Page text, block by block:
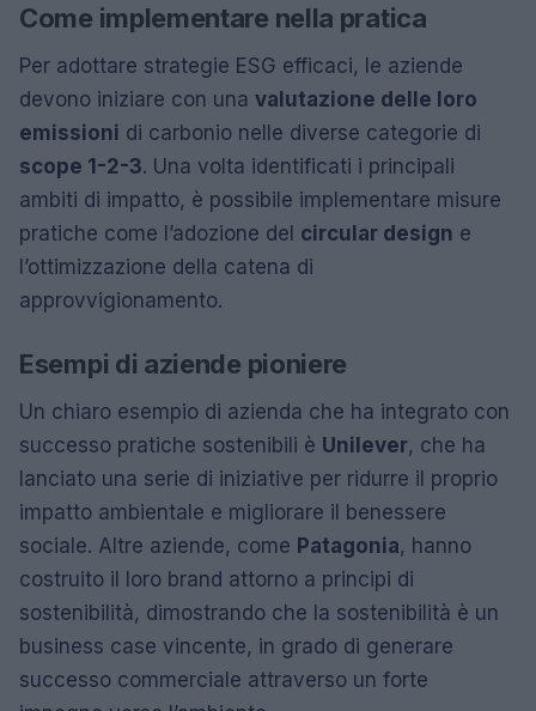
Come implementare nella pratica
Per adottare strategie ESG efficaci, le aziende
devono iniziare con una valutazione delle loro
emissioni di carbonio nelle diverse categorie di
scope 1-2-3. Una volta identificati i principali
ambiti di impatto, è possibile implementare misure
pratiche come l’adozione del circular design e
l’ottimizzazione della catena di
approvvigionamento.
Esempi di aziende pioniere
Un chiaro esempio di azienda che ha integrato con
successo pratiche sostenibili è Unilever, che ha
lanciato una serie di iniziative per ridurre il proprio
impatto ambientale e migliorare il benessere
sociale. Altre aziende, come Patagonia, hanno
costruito il loro brand attorno a principi di
sostenibilità, dimostrando che la sostenibilità è un
business case vincente, in grado di generare
successo commerciale attraverso un forte